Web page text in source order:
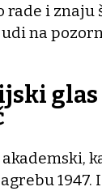
rade i znaju
na
glas
1947.